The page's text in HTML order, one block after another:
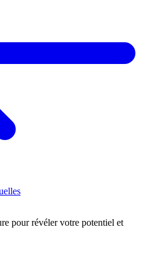
pour révéler votre potentiel et